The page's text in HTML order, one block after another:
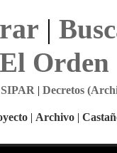
|
El Orden
SIPAR | Decretos
| Archivo |